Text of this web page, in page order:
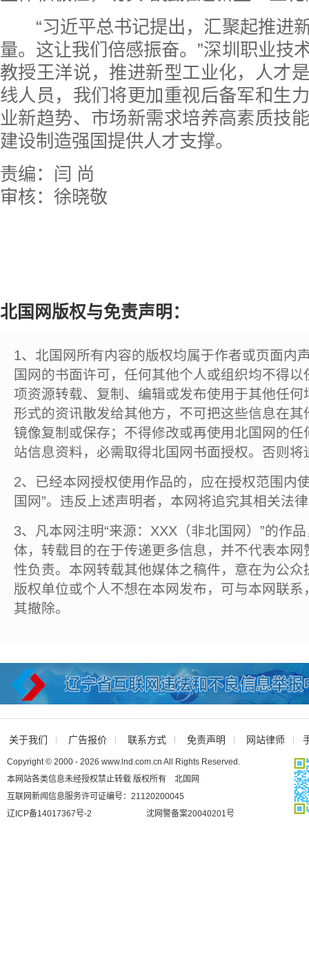
“习近平总书记提出，汇聚起推进
量。这让我们倍感振奋。”深圳职业技
教授王洋说，推进新型工业化，人才
线人员，我们将更加重视后备军和生
业新趋势、市场新需求培养高素质技
建设制造强国提供人才支撑。
责编：闫 尚
审核：徐晓敬
北国网版权与免责声明：
1、北国网所有内容的版权均属于作者或页面内
国网的书面许可，任何其他个人或组织均不得
项资源转载、复制、编辑或发布使用于其他任
形式的资讯散发给其他方，不可把这些信息在
镜像复制或保存；不得修改或再使用北国网的
站信息资料，必需取得北国网书面授权。否则将
2、已经本网授权使用作品的，应在授权范围内
国网”。违反上述声明者，本网将追究其相关法
3、凡本网注明“来源：XXX（非北国网）”的作
体，转载目的在于传递更多信息，并不代表本
性负责。本网转载其他媒体之稿件，意在为公
版权单位或个人不想在本网发布，可与本网联
其撤除。
关于我们 广告报价 联系方式 免责声明 网站律师
Copyright © 2000 - 2026 www.lnd.com.cn All Rights Reserved.
本网站各类信息未经授权禁止转载 版权所有 北国网
互联网新闻信息服务许可证编号：21120200045
辽ICP备14017367号-2
沈网警备案20040201号